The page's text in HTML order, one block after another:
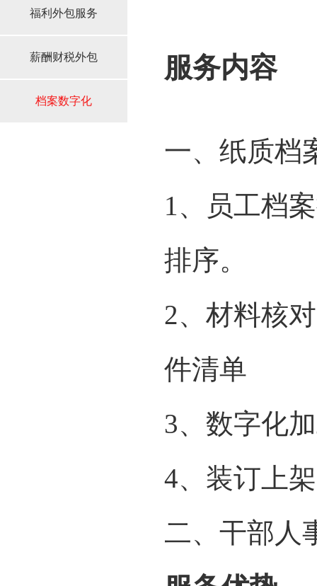
福利外包服务
薪酬财税外包
档案数字化
服务内容
一、纸质档
1、员工档
排序。
2、材料核
件清单
3、数字化
4、装订上
二、干部人